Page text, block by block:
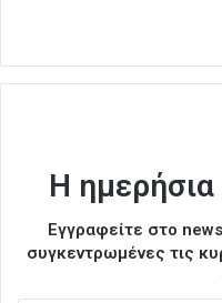
Η
Εγγραφείτε στο
συγκεντρωμένες τις